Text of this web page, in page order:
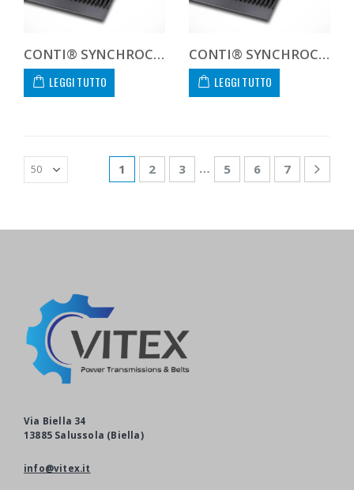
CONTI® SYNCHROCHAIN CARBON CTD 14M 1610 20 C
LEGGI TUTTO
CONTI® SYNCHROCHAIN CARBON CTD 14M 1610 37 C
LEGGI TUTTO
1 2 3 … 5 6 7
Via Biella 34
13885 Salussola (Biella)
info@vitex.it